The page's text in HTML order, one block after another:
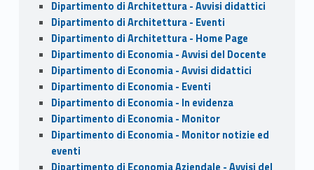
Dipartimento di Architettura - Avvisi didattici
Dipartimento di Architettura - Eventi
Dipartimento di Architettura - Home Page
Dipartimento di Economia - Avvisi del Docente
Dipartimento di Economia - Avvisi didattici
Dipartimento di Economia - Eventi
Dipartimento di Economia - In evidenza
Dipartimento di Economia - Monitor
Dipartimento di Economia - Monitor notizie ed
eventi